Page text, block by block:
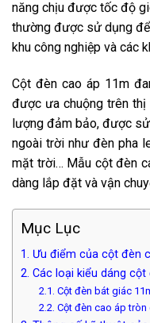
năng chịu được tốc độ
thường được sử dụng
khu công nghiệp và các
Cột đèn cao áp 11m
được ưa chuộng trên
lượng đảm bảo, được
ngoài trời như đèn pha
mặt trời… Mẫu cột đèn
dàng lắp đặt và vận
Mục Lục
1. Ưu điểm của cột đèn
2. Các loại kiểu dáng
2.1. Cột đèn bát giác
2.2. Cột đèn cao áp tròn